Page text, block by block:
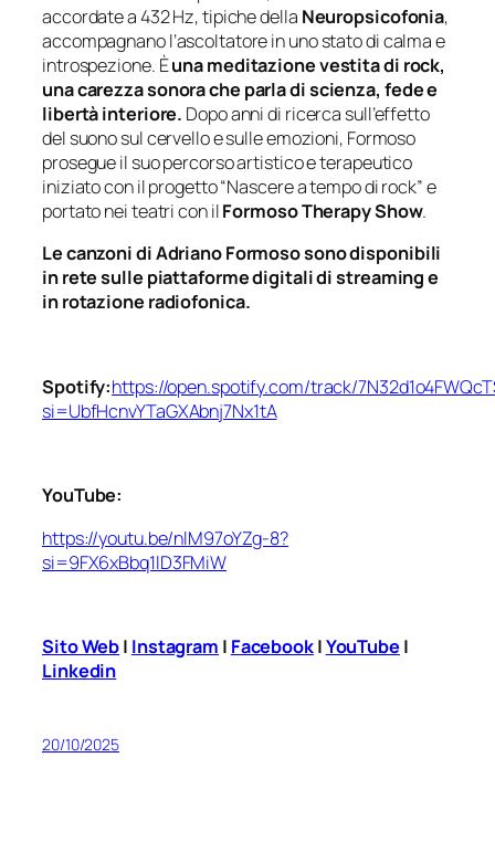
accordate a 432 Hz, tipiche della Neuropsicofonia,
accompagnano l’ascoltatore in uno stato di calma e
introspezione. Èuna meditazione vestita di rock,
una carezza sonora che parla di scienza, fede e
libertà interiore. Dopo anni di ricerca sull’effetto
del suono sul cervello e sulle emozioni, Formoso
prosegue il suo percorso artistico e terapeutico
iniziato con il progetto “Nascere a tempo di rock” e
portato nei teatri con ilFormoso Therapy Show.
Le canzoni di Adriano Formoso sono disponibili
in rete sulle piattaforme digitali di streaming e
in rotazione radiofonica.
Spotify:https://open.spotify.com/track/
si=UbfHcnvYTaGXAbnj7Nx1tA
YouTube:
https://youtu.be/nlM97oYZg-8?
si=9FX6xBbq1lD3FMiW
Sito Web| Instagram | Facebook|YouTube |
Linkedin
20/10/2025